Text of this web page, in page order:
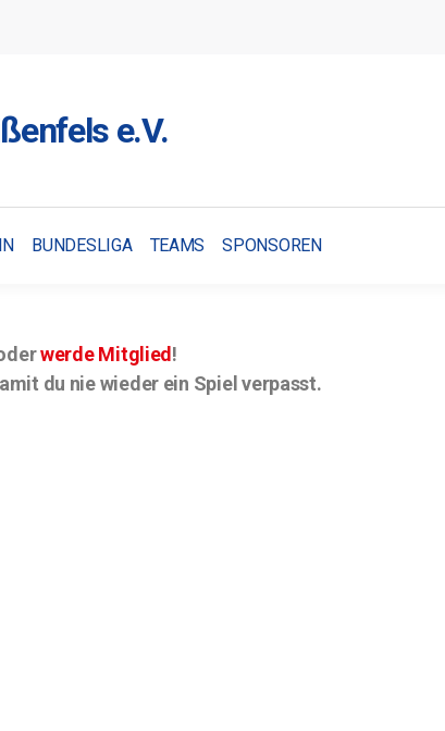
e.V.
BUNDESLIGA TEAMS SPONSOREN
werde Mitglied !
du nie wieder ein Spiel verpasst.